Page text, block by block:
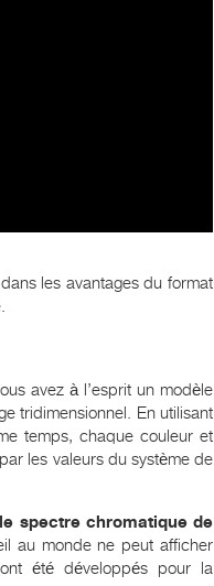
les avantages du format
avez à l’esprit un modèle
tridimensionnel. En utilisant
temps, chaque couleur et
les valeurs du système de
spectre chromatique de
au monde ne peut afficher
été développés pour la